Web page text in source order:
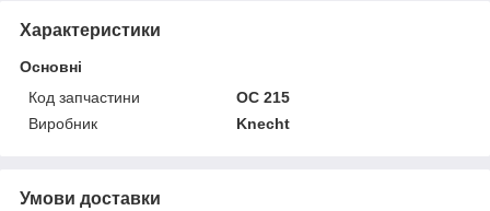
Характеристики
Основні
Код запчастини
OC 215
Виробник
Knecht
Умови доставки